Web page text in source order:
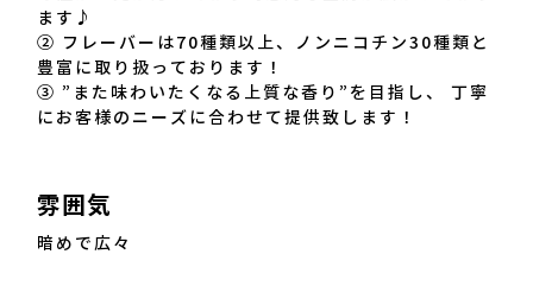
ます♪
② フレーバーは70種類以上、ノンニコチン30種類と
豊富に取り扱っております！
③ ”また味わいたくなる上質な香り”を目指し、 丁寧
にお客様のニーズに合わせて提供致します！
雰囲気
暗めで広々